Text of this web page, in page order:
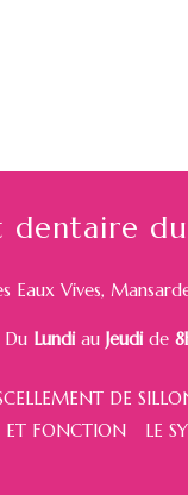
dentaire
Eaux Vives,
Du Lundiau Jeudide
DE
ET FONCTION
LE